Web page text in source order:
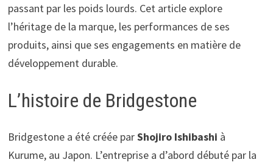
passant par les poids lourds. Cet article explore
l’héritage de la marque, les performances de ses
produits, ainsi que ses engagements en matière de
développement durable.
L’histoire de Bridgestone
Bridgestone a été créée parShojiro Ishibashi à
Kurume, au Japon. L’entreprise a d’abord débuté par la